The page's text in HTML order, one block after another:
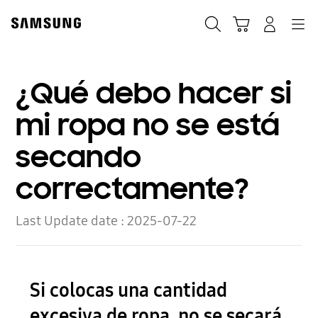
content
¿Qué debo hacer si
mi ropa no se está
secando
correctamente?
Last Update date :2025-07-22
Si colocas una cantidad